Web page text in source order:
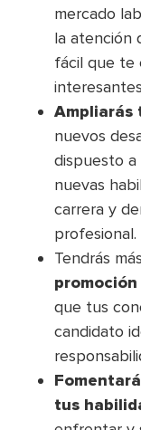
mercado
la atención
fácil que te
Ampliarás
nuevos
dispuesto
nuevas
carrera y
profesional.
Tendrás más
promoción
que tus
candidato
tus